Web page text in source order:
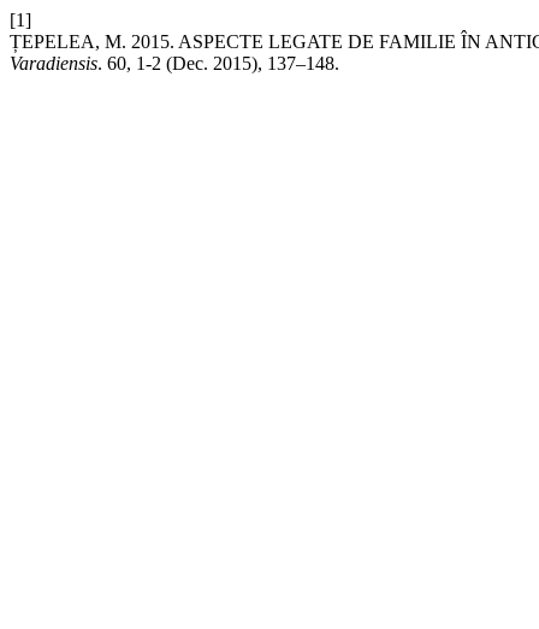
[1]
ȚEPELEA, M. 2015. ASPECTE LEGATE DE FAMILIE ÎN
Varadiensis. 60, 1-2 (Dec. 2015), 137–148.